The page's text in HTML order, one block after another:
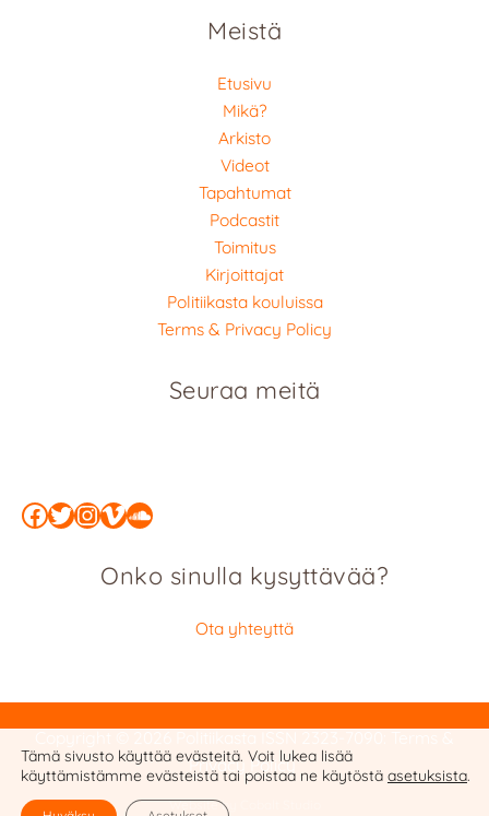
Meistä
Etusivu
Mikä?
Arkisto
Videot
Tapahtumat
Podcastit
Toimitus
Kirjoittajat
Politiikasta kouluissa
Terms & Privacy Policy
Seuraa meitä
Facebook
Twitter
Instagram
Vimeo
SoundCloud
Onko sinulla kysyttävää?
Ota yhteyttä
Privacy Policy
Website by Cobalt Studio
Tämä sivusto käyttää evästeitä. Voit lukea lisää
käyttämistämme evästeistä tai poistaa ne käytöstä asetuksista.